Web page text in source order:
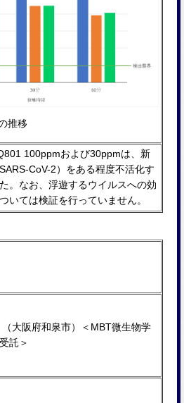
推移
100ppmおよび30ppmは、新
CoV-2）をある程度不活化す
。なお、浮遊するウイルスへの効
いては検証を⾏っていません。
阪府和泉市）＜MBT微生物学
託＞